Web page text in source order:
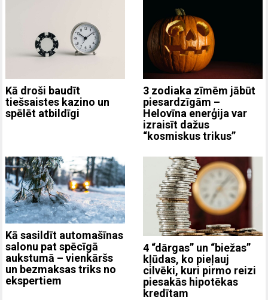
Kā droši baudīt
tiešsaistes kazino un
spēlēt atbildīgi
3 zodiaka zīmēm jābūt
piesardzīgām –
Helovīna enerģija var
izraisīt dažus
“kosmiskus trikus”
Kā sasildīt automašīnas
salonu pat spēcīgā
aukstumā – vienkāršs
un bezmaksas triks no
ekspertiem
4 “dārgas” un “biežas”
kļūdas, ko pieļauj
cilvēki, kuri pirmo reizi
piesakās hipotēkas
kredītam